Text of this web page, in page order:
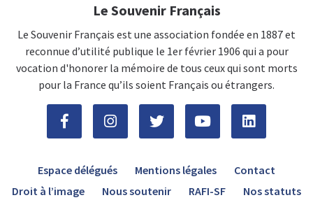
Le Souvenir Français
Le Souvenir Français est une association fondée en 1887 et
reconnue d’utilité publique le 1er février 1906 qui a pour
vocation d'honorer la mémoire de tous ceux qui sont morts
pour la France qu’ils soient Français ou étrangers.
Espace délégués Mentions légales
Contact
Droit à l’image
Nous soutenir RAFI-SF Nos statuts